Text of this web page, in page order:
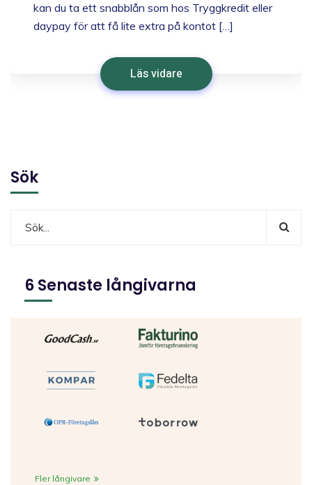
kan du ta ett snabblån som hos Tryggkredit eller
daypay för att få lite extra på kontot […]
Läs vidare
Sök
6 Senaste långivarna
Fler långivare